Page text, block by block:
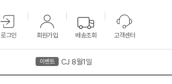
로그인 회원가입 배송조회 고객센터
이벤트 CJ 8월1일